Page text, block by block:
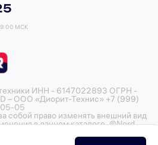
МСК
ИНН - 6147022893 ОГРН -
– ООО «Диорит-Технис» +7 (999)
05
собой право изменять внешний вид
в данном каталоге. ©Nord,